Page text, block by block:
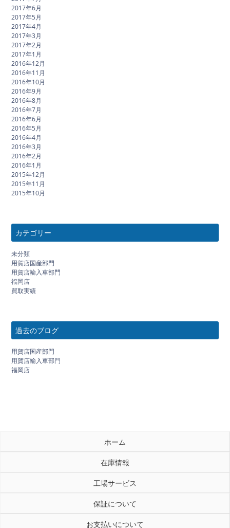
2017年6月
2017年5月
2017年4月
2017年3月
2017年2月
2017年1月
2016年12月
2016年11月
2016年10月
2016年9月
2016年8月
2016年7月
2016年6月
2016年5月
2016年4月
2016年3月
2016年2月
2016年1月
2015年12月
2015年11月
2015年10月
カテゴリー
未分類
用賀店国産部門
用賀店輸入車部門
福岡店
買取実績
過去のブログ
用賀店国産部門
用賀店輸入車部門
福岡店
ホーム
在庫情報
工場サービス
保証について
お支払いについて